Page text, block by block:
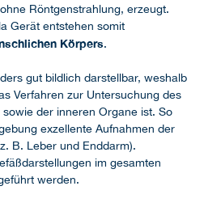
Röntgenstrahlung, erzeugt.
Gerät entstehen somit
Körpers.
gut bildlich darstellbar, weshalb
Verfahren zur Untersuchung des
der inneren Organe ist. So
exzellente Aufnahmen der
B. Leber und Enddarm).
im gesamten
werden.